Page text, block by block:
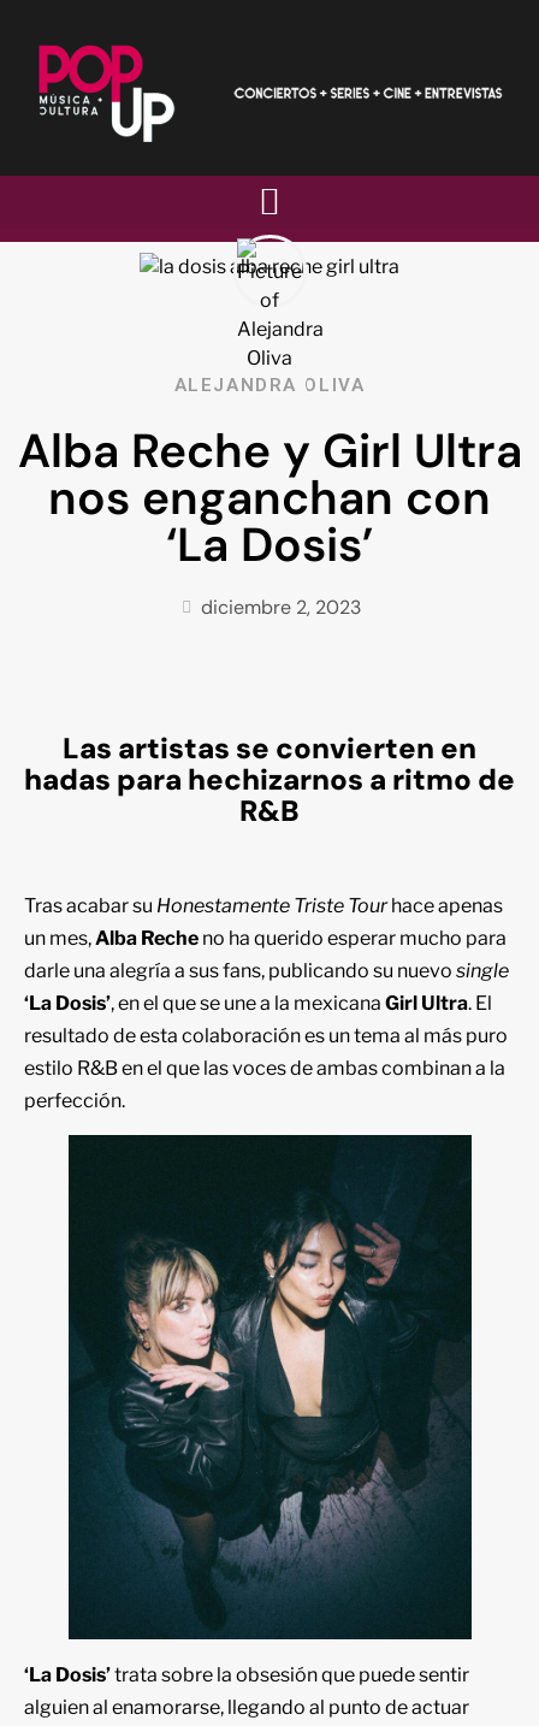
ALEJANDRA OLIVA
Alba Reche y Girl Ultra
nos enganchan con
‘La Dosis’
diciembre 2, 2023
Las artistas se convierten en
hadas para hechizarnos a ritmo de
R&B
Tras acabar su Honestamente Triste Tourhace apenas
un mes,Alba Reche no ha querido esperar mucho para
darle una alegría a sus fans, publicando su nuevo single
‘La Dosis’, en el que se une a la mexicana Girl Ultra. El
resultado de esta colaboración es un tema al más puro
estilo R&B en el que las voces de ambas combinan a la
perfección.
‘La Dosis’trata sobre la obsesión que puede sentir
alguien al enamorarse, llegando al punto de actuar